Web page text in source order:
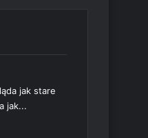
jak stare
jak...